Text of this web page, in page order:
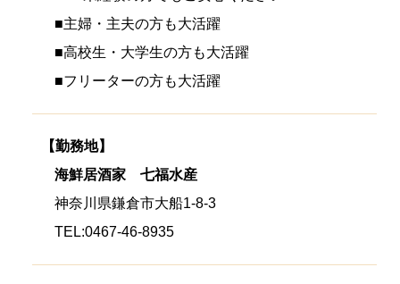
■主婦・主夫の方も大活躍
■高校生・大学生の方も大活躍
■フリーターの方も大活躍
【勤務地】
海鮮居酒家 七福水産
神奈川県鎌倉市大船1-8-3
TEL:0467-46-8935